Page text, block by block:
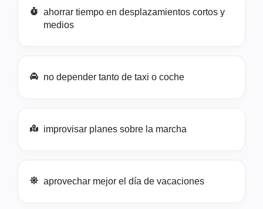
ahorrar tiempo en desplazamientos cortos y
medios
no depender tanto de taxi o coche
improvisar planes sobre la marcha
aprovechar mejor el día de vacaciones